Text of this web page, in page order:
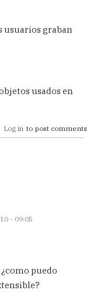
usuarios graban
usados en
Log in to post comments
- 09:05
puedo